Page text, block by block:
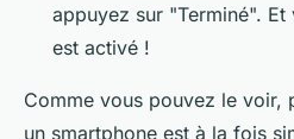
appuyez sur "Terminé".
est activé !
Comme vous pouvez le voir,
un smartphone est à la fois